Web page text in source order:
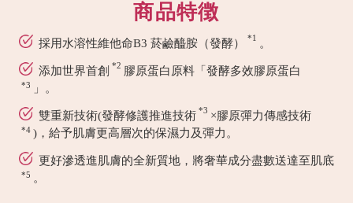
商品特徴
採用水溶性維他命B3 菸鹼醯胺（發酵） *1 。
添加世界首創 *2 膠原蛋白原料「發酵多效膠原蛋白
*3 」。
雙重新技術(發酵修護推進技術 *3 ×膠原彈力傳感技術
*4 )，給予肌膚更高層次的保濕力及彈力。
更好滲透進肌膚的全新質地，將奢華成分盡數送達至肌底
*5 。